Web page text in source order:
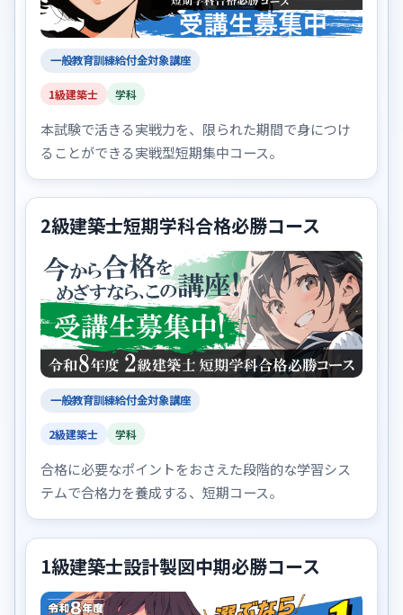
一般教育訓練給付金対象講座
1級建築士 学科
本試験で活きる実戦力を、限られた期間で身につけ
ることができる実戦型短期集中コース。
2級建築士短期学科合格必勝コース
一般教育訓練給付金対象講座
2級建築士 学科
合格に必要なポイントをおさえた段階的な学習シス
テムで合格力を養成する、短期コース。
1級建築士設計製図中期必勝コース